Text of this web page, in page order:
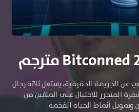
عن الجريمة الحقيقية، يستغل ثلاثة رجال
المتحرر للاحتيال على الملايين من
وتمويل أنماط الحياة الفخمة.